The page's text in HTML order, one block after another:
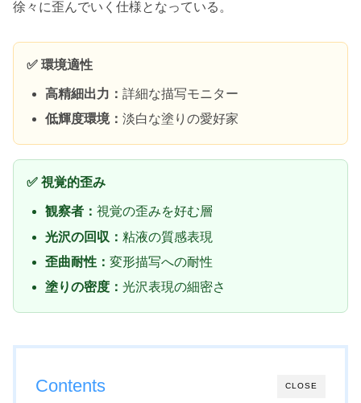
徐々に歪んでいく仕様となっている。
✅ 環境適性
高精細出力：詳細な描写モニター
低輝度環境：淡白な塗りの愛好家
✅ 視覚的歪み
観察者：視覚の歪みを好む層
光沢の回収：粘液の質感表現
歪曲耐性：変形描写への耐性
塗りの密度：光沢表現の細密さ
CLOSE
Contents